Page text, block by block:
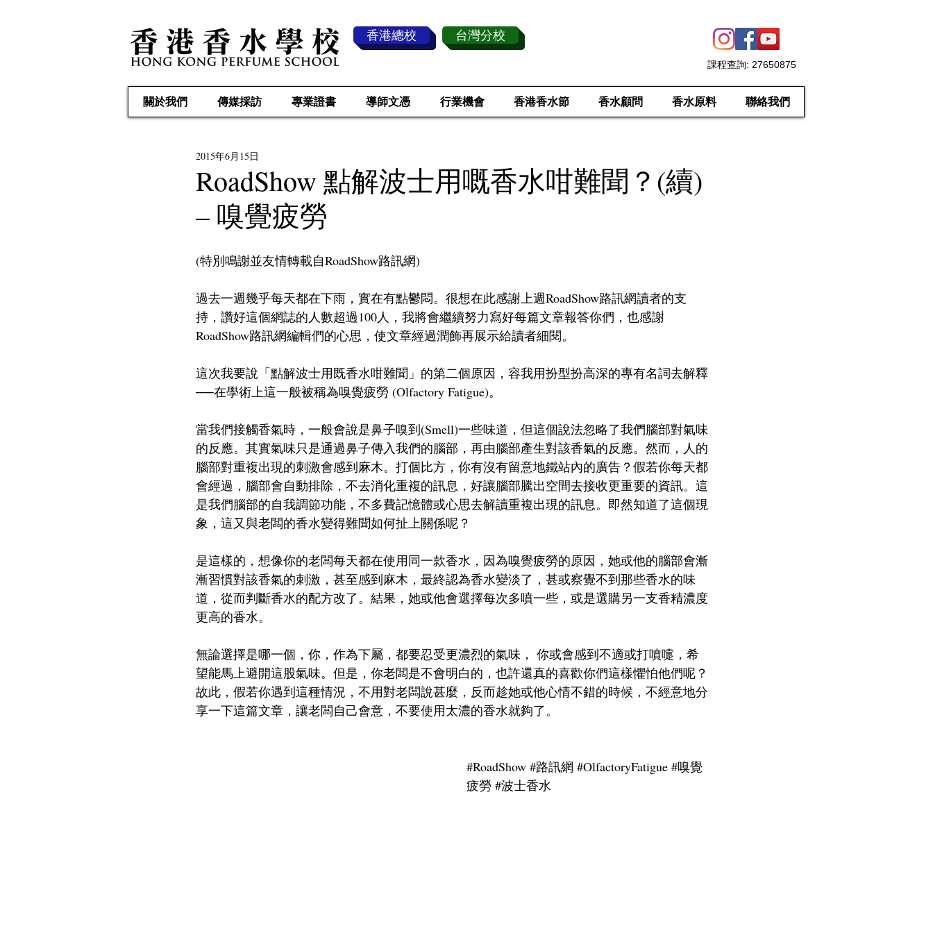
香港總校 台灣分校
課程查詢: 27650875
關於我們 傳媒採訪 專業證書 導師文憑 行業機會 香港香水節 香水顧問 香水原料 聯絡我們
RoadShow 點解波士用嘅香水咁難聞？(續)
– 嗅覺疲勞
2015年6月15日
(特別鳴謝並友情轉載自RoadShow路訊網)
過去一週幾乎每天都在下雨，實在有點鬱悶。很想在此感謝上週RoadShow路訊網讀者的支
持，讚好這個網誌的人數超過100人，我將會繼續努力寫好每篇文章報答你們，也感謝
RoadShow路訊網編輯們的心思，使文章經過潤飾再展示給讀者細閱。
這次我要說「點解波士用既香水咁難聞」的第二個原因，容我用扮型扮高深的專有名詞去解釋
──在學術上這一般被稱為嗅覺疲勞 (Olfactory Fatigue)。
當我們接觸香氣時，一般會說是鼻子嗅到(Smell)一些味道，但這個說法忽略了我們腦部對氣味
的反應。其實氣味只是通過鼻子傳入我們的腦部，再由腦部產生對該香氣的反應。然而，人的
腦部對重複出現的刺激會感到麻木。打個比方，你有沒有留意地鐵站內的廣告？假若你每天都
會經過，腦部會自動排除，不去消化重複的訊息，好讓腦部騰出空間去接收更重要的資訊。這
是我們腦部的自我調節功能，不多費記憶體或心思去解讀重複出現的訊息。即然知道了這個現
象，這又與老闆的香水變得難聞如何扯上關係呢？
是這樣的，想像你的老闆每天都在使用同一款香水，因為嗅覺疲勞的原因，她或他的腦部會漸
漸習慣對該香氣的刺激，甚至感到麻木，最終認為香水變淡了，甚或察覺不到那些香水的味
道，從而判斷香水的配方改了。結果，她或他會選擇每次多噴一些，或是選購另一支香精濃度
更高的香水。
無論選擇是哪一個，你，作為下屬，都要忍受更濃烈的氣味， 你或會感到不適或打噴嚏，希
望能馬上避開這股氣味。但是，你老闆是不會明白的，也許還真的喜歡你們這樣懼怕他們呢？
故此，假若你遇到這種情況，不用對老闆說甚麼，反而趁她或他心情不錯的時候，不經意地分
享一下這篇文章，讓老闆自己會意，不要使用太濃的香水就夠了。
#RoadShow #路訊網 #OlfactoryFatigue #嗅覺
疲勞 #波士香水